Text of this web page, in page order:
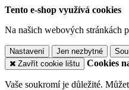
Tento e-shop využívá cookies
Na našich webových stránkách
Nastavení Jen nezbytné
Zavřít cookie lištu
Cookies
Vaše soukromí je důležité.